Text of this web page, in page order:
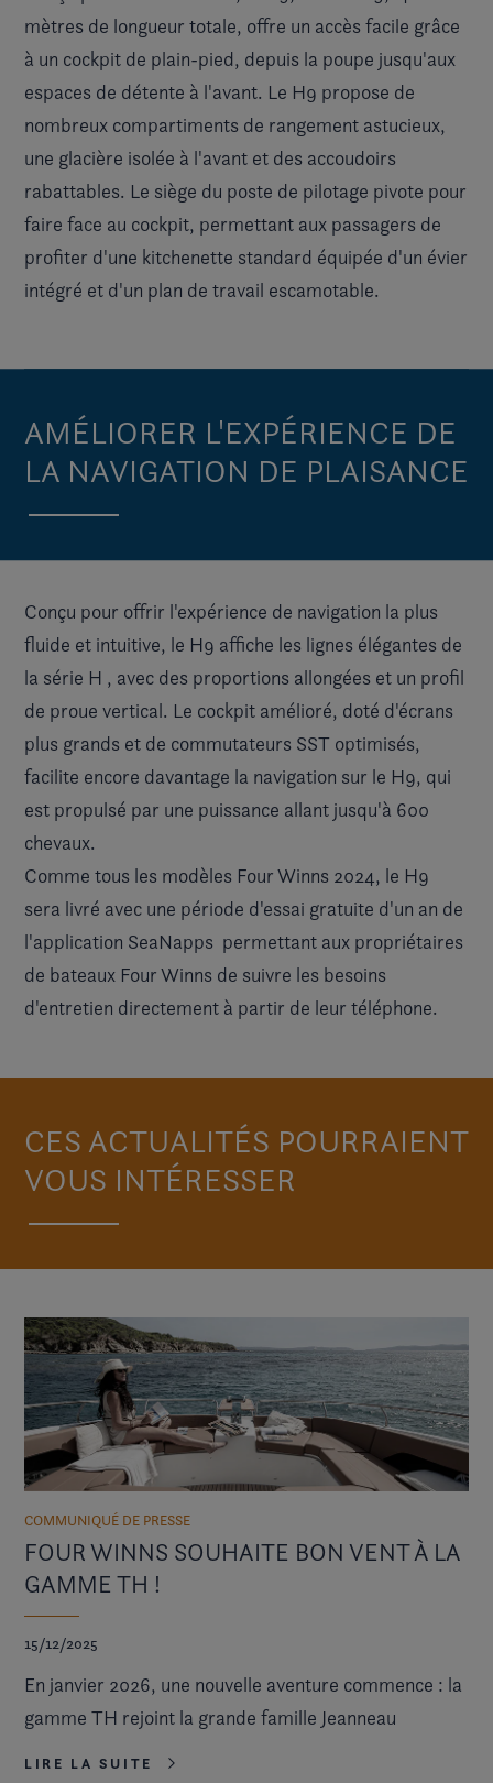
mètres de longueur totale, offre un accès facile grâce
à un cockpit de plain-pied, depuis la poupe jusqu'aux
espaces de détente à l'avant. Le H9 propose de
nombreux compartiments de rangement astucieux,
une glacière isolée à l'avant et des accoudoirs
rabattables. Le siège du poste de pilotage pivote pour
faire face au cockpit, permettant aux passagers de
profiter d'une kitchenette standard équipée d'un évier
intégré et d'un plan de travail escamotable.
AMÉLIORER L'EXPÉRIENCE DE
LA NAVIGATION DE PLAISANCE
Conçu pour offrir l'expérience de navigation la plus
fluide et intuitive, le H9 affiche les lignes élégantes de
la série H , avec des proportions allongées et un profil
de proue vertical. Le cockpit amélioré, doté d'écrans
plus grands et de commutateurs SST optimisés,
facilite encore davantage la navigation sur le H9, qui
est propulsé par une puissance allant jusqu'à 600
chevaux.
Comme tous les modèles Four Winns 2024, le H9
sera livré avec une période d'essai gratuite d'un an de
l'application SeaNapps permettant aux propriétaires
de bateaux Four Winns de suivre les besoins
d'entretien directement à partir de leur téléphone.
CES ACTUALITÉS POURRAIENT
VOUS INTÉRESSER
COMMUNIQUÉ DE PRESSE
FOUR WINNS SOUHAITE BON VENT À LA
GAMME TH !
15/12/2025
En janvier 2026, une nouvelle aventure commence : la
gamme TH rejoint la grande famille Jeanneau
LIRE LA SUITE